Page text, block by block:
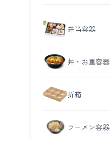
弁当容器
丼・お重容器
折箱
ラーメン容器